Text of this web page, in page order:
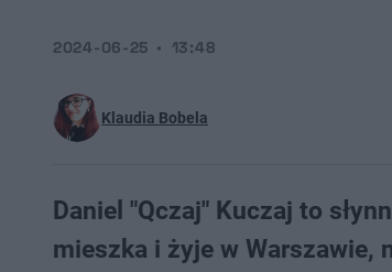
Klaudia Bobela
2024-06-25 13:48
Daniel "Qczaj" Kuczaj to
mieszka i żyje w Warszawie,